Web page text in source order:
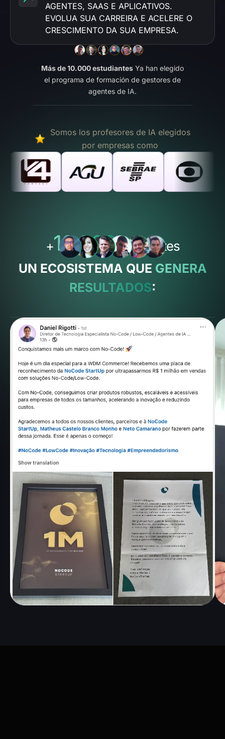
AGENTES, SAAS E APLICATIVOS.
EVOLUA SUA CARREIRA E ACELERE O
CRESCIMENTO DA SUA EMPRESA.
Más de 10.000 estudiantes Ya han elegido
el programa de formación de gestores de
agentes de IA.
Somos los profesores de IA elegidos
por empresas como
+10.000estudiantes
UN ECOSISTEMA QUE GENERA
RESULTADOS: